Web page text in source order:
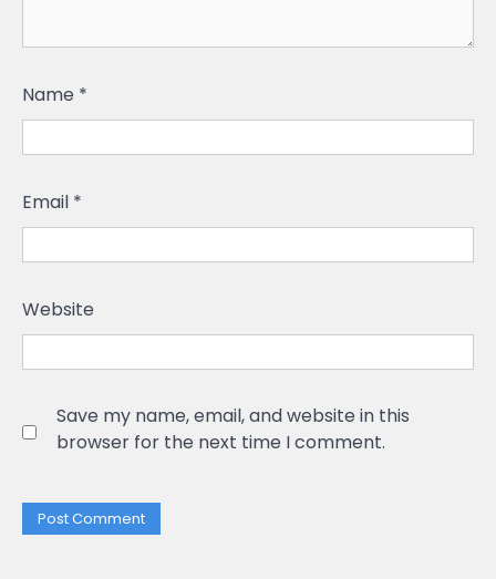
Name *
Email *
Website
Save my name, email, and website in this
browser for the next time I comment.